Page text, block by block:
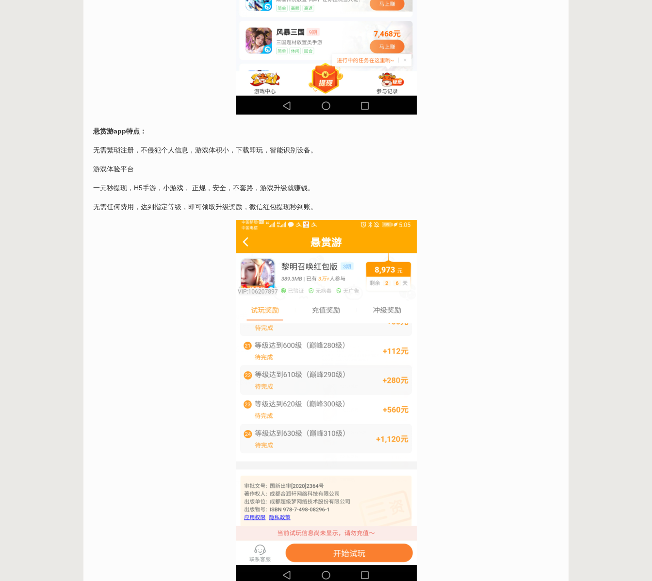
悬赏游app特点：
无需繁琐注册，不侵犯个人信息，游戏体积小，下载即玩，智能识别设备。
游戏体验平台
一元秒提现，H5手游，小游戏， 正规，安全，不套路，游戏升级就赚钱。
无需任何费用，达到指定等级，即可领取升级奖励，微信红包提现秒到账。